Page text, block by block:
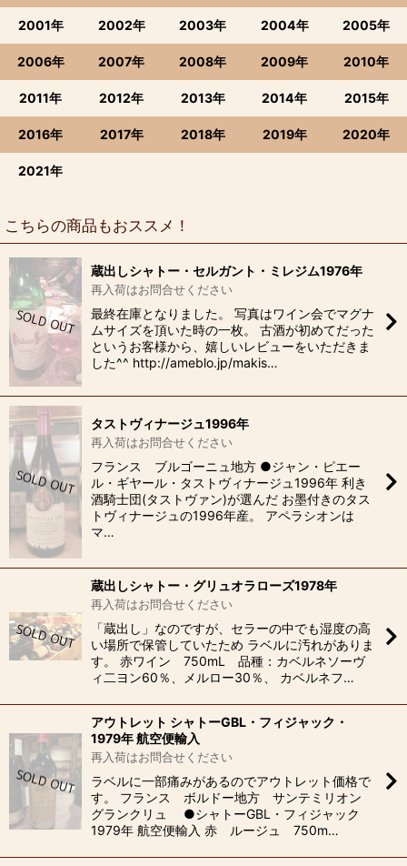
2001年 2002年 2003年 2004年 2005年
2006年 2007年 2008年 2009年 2010年
2011年 2012年 2013年 2014年 2015年
2016年 2017年 2018年 2019年 2020年
2021年
こちらの商品もおススメ！
蔵出しシャトー・セルガント・ミレジム1976年
再入荷はお問合せください
最終在庫となりました。 写真はワイン会でマグナ
ムサイズを頂いた時の一枚。 古酒が初めてだった
というお客様から、嬉しいレビューをいただきま
した^^ http://ameblo.jp/makis…
タストヴィナージュ1996年
再入荷はお問合せください
フランス ブルゴーニュ地方 ●ジャン・ピエー
ル・ギヤール・タストヴィナージュ1996年 利き
酒騎士団(タストヴァン)が選んだ お墨付きのタス
トヴィナージュの1996年産。 アペラシオンは
マ…
蔵出しシャトー・グリュオラローズ1978年
再入荷はお問合せください
「蔵出し」なのですが、セラーの中でも湿度の高
い場所で保管していたため ラベルに汚れがありま
す。 赤ワイン 750mL 品種：カベルネソーヴ
ィ二ヨン60％、メルロー30％、 カベルネフ…
アウトレット シャトーGBL・フィジャック・
1979年 航空便輸入
再入荷はお問合せください
ラベルに一部痛みがあるのでアウトレット価格で
す。 フランス ボルドー地方 サンテミリオン
グランクリュ ●シャトーGBL・フィジャック
1979年 航空便輸入 赤 ルージュ 750m…